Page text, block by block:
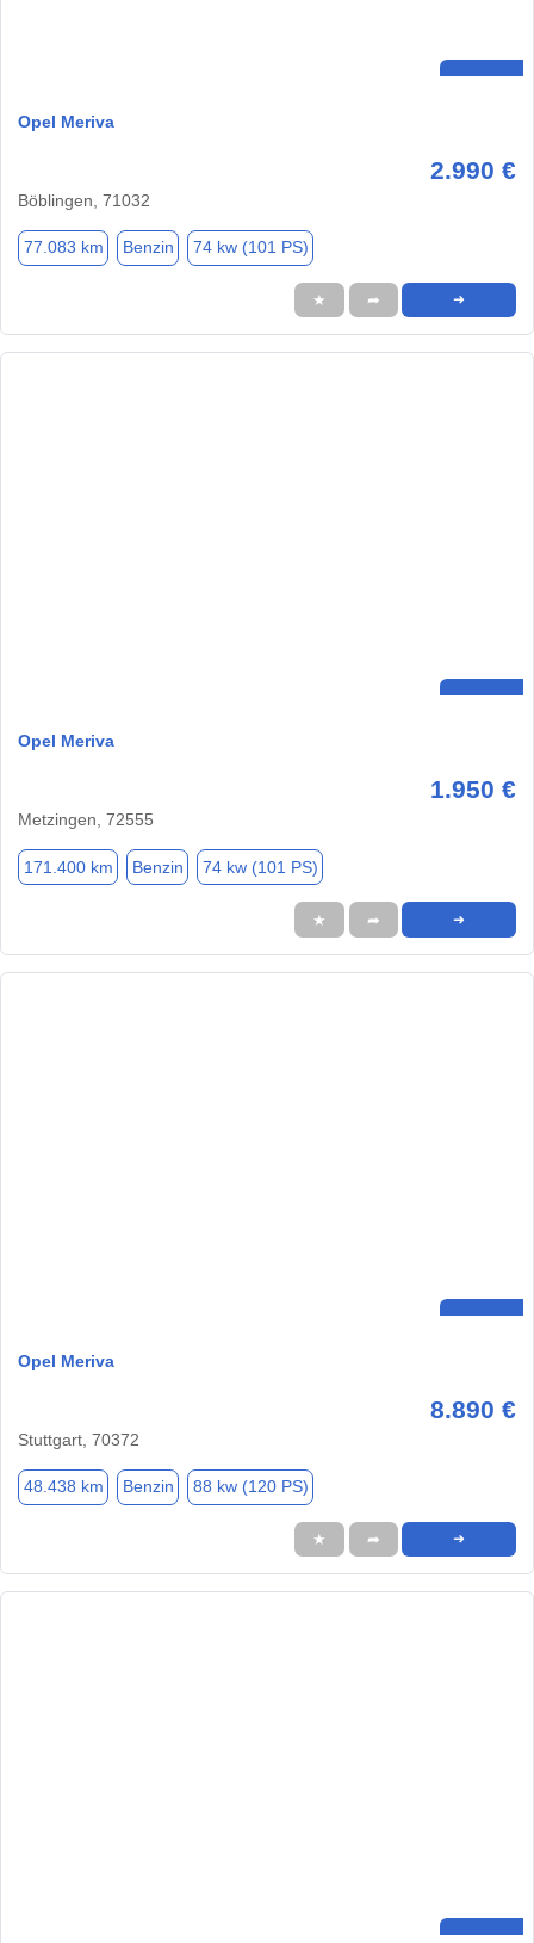
Opel Meriva
2.990 €
Böblingen, 71032
77.083 km Benzin 74 kw (101 PS)
★ ➦ ➜
Opel Meriva
1.950 €
Metzingen, 72555
171.400 km Benzin 74 kw (101 PS)
★ ➦ ➜
Opel Meriva
8.890 €
Stuttgart, 70372
48.438 km Benzin 88 kw (120 PS)
★ ➦ ➜